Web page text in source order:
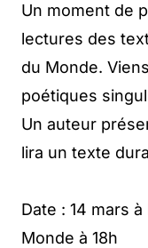
Un moment de
lectures des
du Monde.
poétiques
Un auteur
lira un texte
Date : 14 mars
Monde à 18h